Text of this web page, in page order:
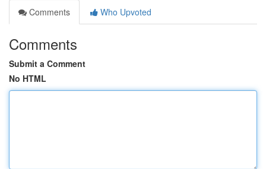
Comments
Who Upvoted
Comments
Submit a Comment
No HTML